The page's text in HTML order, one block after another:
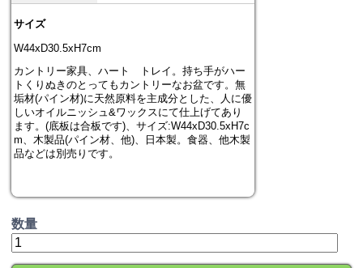
サイズ
W44xD30.5xH7cm
カントリー家具、ハート トレイ。持ち手がハー
トくりぬきのとってもカントリーなお盆です。無
垢材(パイン材)に天然原料を主成分とした、人に優
しいオイルニッシュ&ワックスにて仕上げてあり
ます。(底板は合板です)、サイズ:W44xD30.5xH7c
m、木製品(パイン材、他)、日本製。食器、他木製
品などは別売りです。
数量